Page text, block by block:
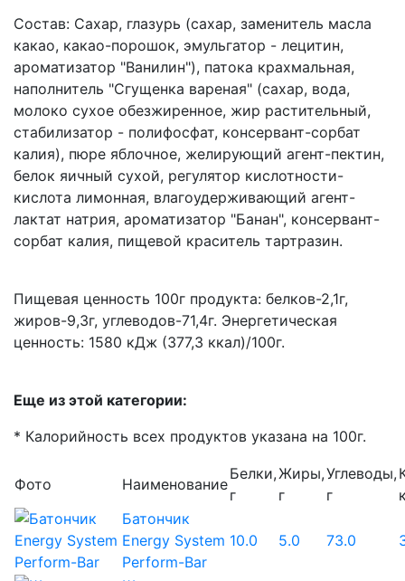
Состав: Сахар, глазурь (сахар, заменитель масла
какао, какао-порошок, эмульгатор - лецитин,
ароматизатор "Ванилин"), патока крахмальная,
наполнитель "Сгущенка вареная" (сахар, вода,
молоко сухое обезжиренное, жир растительный,
стабилизатор - полифосфат, консервант-сорбат
калия), пюре яблочное, желирующий агент-пектин,
белок яичный сухой, регулятор кислотности-
кислота лимонная, влагоудерживающий агент-
лактат натрия, ароматизатор "Банан", консервант-
сорбат калия, пищевой краситель тартразин.
Пищевая ценность 100г продукта: белков-2,1г,
жиров-9,3г, углеводов-71,4г. Энергетическая
ценность: 1580 кДж (377,3 ккал)/100г.
Еще из этой категории:
* Калорийность всех продуктов указана на 100г.
Фото Наименование
Белки,
г
Жиры,
г
Углеводы,
г
Батончик
Energy System
Perform-Bar
10.0 5.0 73.0